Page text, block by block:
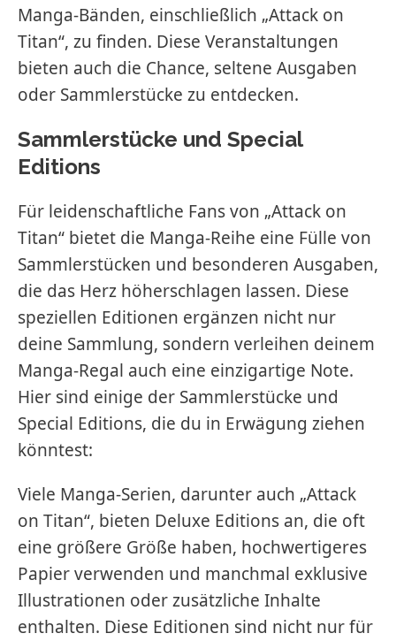
Manga-Bänden, einschließlich „Attack on
Titan“, zu finden. Diese Veranstaltungen
bieten auch die Chance, seltene Ausgaben
oder Sammlerstücke zu entdecken.
Sammlerstücke und Special
Editions
Für leidenschaftliche Fans von „Attack on
Titan“ bietet die Manga-Reihe eine Fülle von
Sammlerstücken und besonderen Ausgaben,
die das Herz höherschlagen lassen. Diese
speziellen Editionen ergänzen nicht nur
deine Sammlung, sondern verleihen deinem
Manga-Regal auch eine einzigartige Note.
Hier sind einige der Sammlerstücke und
Special Editions, die du in Erwägung ziehen
könntest:
Viele Manga-Serien, darunter auch „Attack
on Titan“, bieten Deluxe Editions an, die oft
eine größere Größe haben, hochwertigeres
Papier verwenden und manchmal exklusive
Illustrationen oder zusätzliche Inhalte
enthalten. Diese Editionen sind nicht nur für